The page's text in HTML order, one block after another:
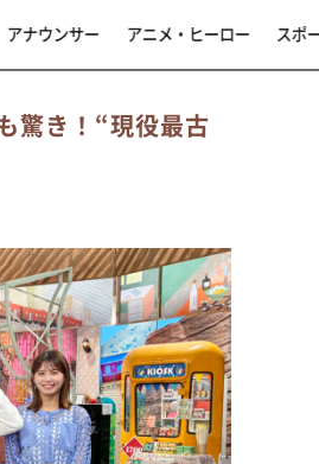
アナウンサー アニメ・ヒーロー スポ
驚き！“現役最古